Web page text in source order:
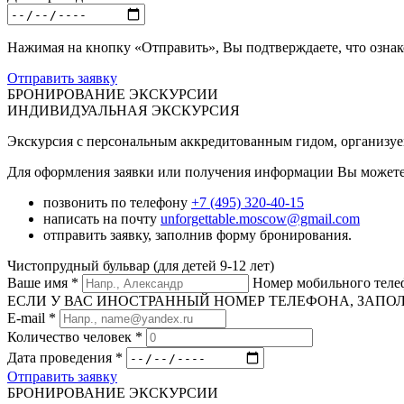
Нажимая на кнопку «Отправить», Вы подтверждаете, что
Отправить заявку
БРОНИРОВАНИЕ ЭКСКУРСИИ
ИНДИВИДУАЛЬНАЯ ЭКСКУРСИЯ
Экскурсия с персональным аккредитованным гидом,
Для оформления заявки или получения информации Вы
позвонить по телефону +7 (495) 320-40-15
написать на почту unforgettable.moscow@gmail.com
отправить заявку, заполнив форму бронирования.
Чистопрудный бульвар (для детей 9-12 лет)
Ваше имя *
Номер мобильного
ЕСЛИ У ВАС ИНОСТРАННЫЙ НОМЕР ТЕЛЕФОНА,
E-mail *
Количество человек *
Дата проведения *
Отправить заявку
БРОНИРОВАНИЕ ЭКСКУРСИИ